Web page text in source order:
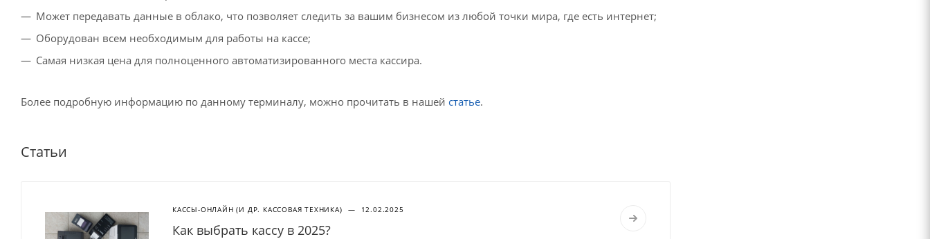
Может передавать данные в облако, что позволяет следить за вашим бизнесом из любой точки мира, где есть интернет;
Оборудован всем необходимым для работы на кассе;
Самая низкая цена для полноценного автоматизированного места кассира.
Более подробную информацию по данному терминалу, можно прочитать в нашей статье.
Статьи
КАССЫ-ОНЛАЙН (И ДР. КАССОВАЯ ТЕХНИКА) — 12.02.2025
Как выбрать кассу в 2025?